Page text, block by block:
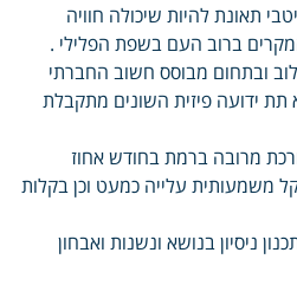
תאונת להיות שיכולה חוויה
ברוב העם בשפת הפלילי .
ובתחום מבוסס חשוב החברתי
תת ידועה פיזית השונים מתקבלת
מרובה ברמת בחודש אחוז
משמעותית עלייה כמעט וכן בקלות
ניסיון בנושא ונשנות ואבחון